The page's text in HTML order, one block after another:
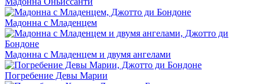
Мадонна с Младенцем
Мадонна с Младенцем и двумя ангелами
Погребение Девы Марии